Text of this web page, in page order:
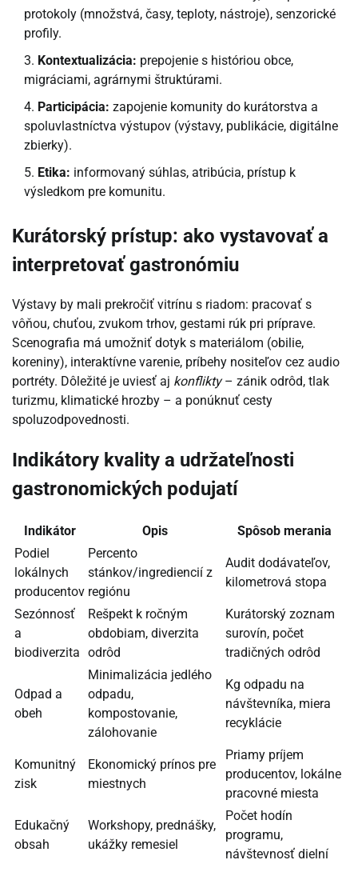
protokoly (množstvá, časy, teploty, nástroje), senzorické
profily.
Kontextualizácia: prepojenie s históriou obce,
migráciami, agrárnymi štruktúrami.
Participácia: zapojenie komunity do kurátorstva a
spoluvlastníctva výstupov (výstavy, publikácie, digitálne
zbierky).
Etika: informovaný súhlas, atribúcia, prístup k
výsledkom pre komunitu.
Kurátorský prístup: ako vystavovať a
interpretovať gastronómiu
Výstavy by mali prekročiť vitrínu s riadom: pracovať s
vôňou, chuťou, zvukom trhov, gestami rúk pri príprave.
Scenografia má umožniť dotyk s materiálom (obilie,
koreniny), interaktívne varenie, príbehy nositeľov cez audio
portréty. Dôležité je uviesť aj konflikty– zánik odrôd, tlak
turizmu, klimatické hrozby – a ponúknuť cesty
spoluzodpovednosti.
Indikátory kvality a udržateľnosti
gastronomických podujatí
Indikátor Opis
Spôsob merania
Podiel
lokálnych
producentov
Percento
stánkov/ingrediencií z
regiónu
Audit dodávateľov,
kilometrová stopa
Sezónnosť
a
biodiverzita
Rešpekt k ročným
obdobiam, diverzita
odrôd
Kurátorský zoznam
surovín, počet
tradičných odrôd
Odpad a
obeh
Minimalizácia jedlého
odpadu,
kompostovanie,
zálohovanie
Kg odpadu na
návštevníka, miera
recyklácie
Komunitný
zisk
Ekonomický prínos pre
miestnych
Priamy príjem
producentov, lokálne
pracovné miesta
Edukačný
obsah
Workshopy, prednášky,
ukážky remesiel
Počet hodín
programu,
návštevnosť dielní